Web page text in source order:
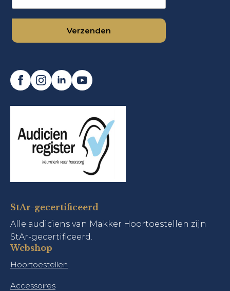
StAr-gecertificeerd
Alle audiciens van Makker Hoortoestellen zijn
StAr-gecertificeerd.
Webshop
Hoortoestellen
Accessoires